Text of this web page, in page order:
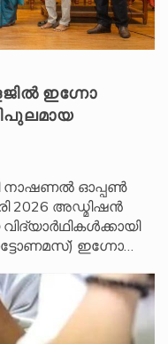
ഇഗ്നോ
നാഷണൽ ഓപ്പൺ
2026 അഡ്മിഷൻ
ഇഗ്നോ…